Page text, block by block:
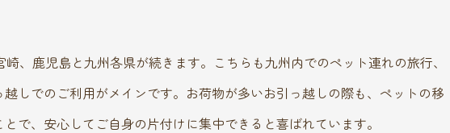
、鹿児島と九州各県が続きます。こちらも九州内でのペット連れの旅行、
越しでのご利用がメインです。お荷物が多いお引っ越しの際も、ペットの移
で、安心してご自身の片付けに集中できると喜ばれています。